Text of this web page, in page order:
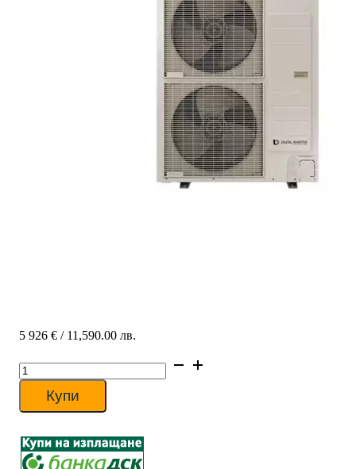
5 926 € / 11,590.00 лв.
количество
за
Трифазна
термопомпа
Mono
AE160RXYDGG/EU
Купи